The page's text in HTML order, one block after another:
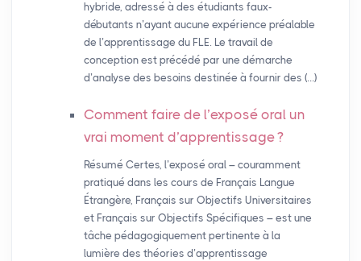
hybride, adressé à des étudiants faux-
débutants n’ayant aucune expérience préalable
de l’apprentissage du FLE. Le travail de
conception est précédé par une démarche
d’analyse des besoins destinée à fournir des (…)
Comment faire de l’exposé oral un
vrai moment d’apprentissage?
Résumé Certes, l’exposé oral – couramment
pratiqué dans les cours de Français Langue
Étrangère, Français sur Objectifs Universitaires
et Français sur Objectifs Spécifiques – est une
tâche pédagogiquement pertinente à la
lumière des théories d’apprentissage